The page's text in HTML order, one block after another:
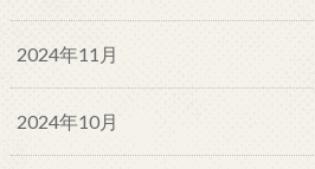
2024年11月
2024年10月